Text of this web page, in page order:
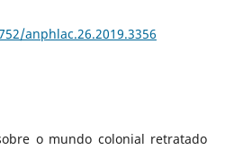
anphlac.26.2019.3356
o mundo colonial retratado